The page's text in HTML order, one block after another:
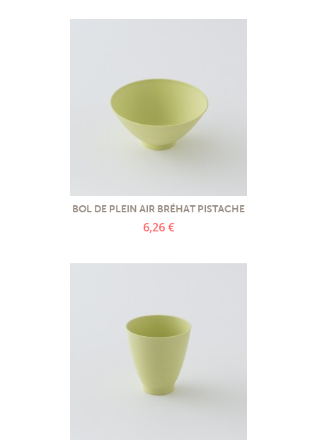
BOL DE PLEIN AIR BRÉHAT PISTACHE
6,26 €